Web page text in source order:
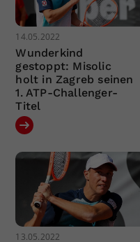
14.05.2022
Wunderkind
gestoppt: Misolic
holt in Zagreb seinen
1. ATP-Challenger-
Titel
13.05.2022